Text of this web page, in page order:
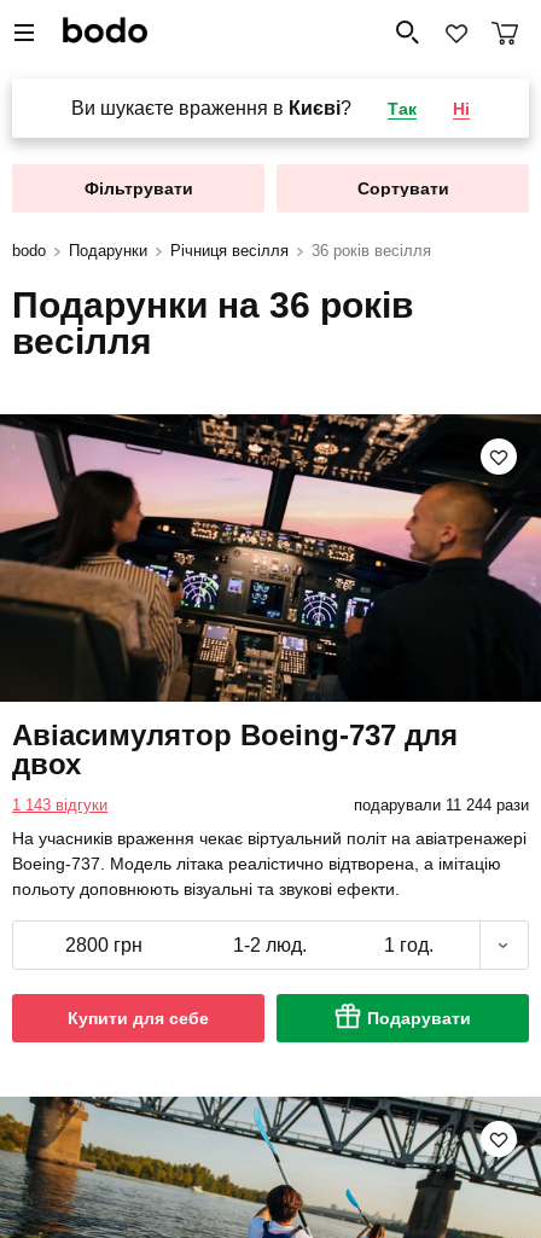
Ви шукаєте враження в Києві? Так Ні
Фільтрувати Сортувати
bodo Подарунки Річниця весілля 36 років весілля
Подарунки на 36 років
весілля
Авіасимулятор Boeing-737 для
двох
1 143 відгуки подарували 11 244 рази
На учасників враження чекає віртуальний політ на авіатренажері
Boeing-737. Модель літака реалістично відтворена, а імітацію
польоту доповнюють візуальні та звукові ефекти.
2800 грн 1-2 люд. 1 год.
Купити для себе Подарувати